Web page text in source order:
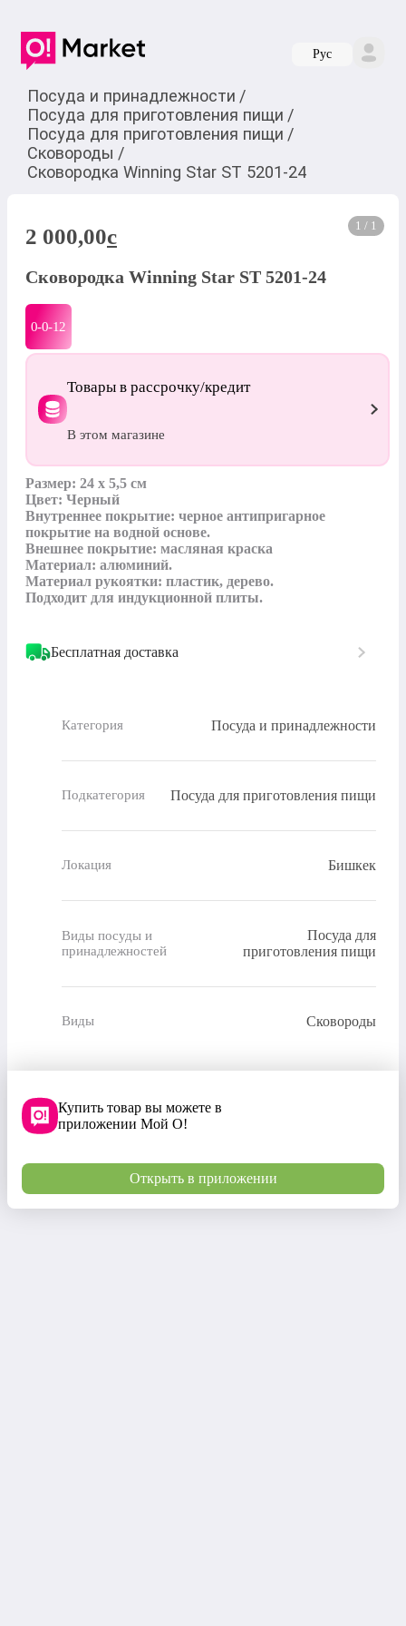
Руc
Посуда и принадлежности /
Посуда для приготовления пищи /
Посуда для приготовления пищи /
Сковороды /
Сковородка Winning Star ST 5201-24
1 / 1
2 000,00c
Сковородка Winning Star ST 5201-24
0-0-12
Товары в рассрочку/кредит
В этом магазине
Размер: 24 x 5,5 см
Цвет: Черный
Внутреннее покрытие: черное антипригарное
покрытие на водной основе.
Внешнее покрытие: масляная краска
Материал: алюминий.
Материал рукоятки: пластик, дерево.
Подходит для индукционной плиты.
Бесплатная доставка
Категория Посуда и принадлежности
Подкатегория Посуда для приготовления пищи
Локация Бишкек
Виды посуды и
принадлежностей
Посуда для
приготовления пищи
Виды Сковороды
Купить товар вы можете в
приложении Мой О!
Открыть в приложении